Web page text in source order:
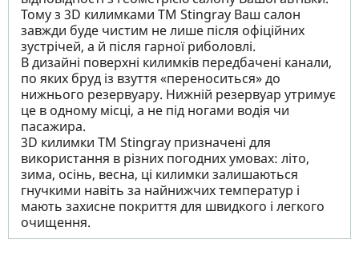
Тому з 3D килимками TM Stingray Ваш салон
завжди буде чистим не лише після офіційних
зустрічей, а й після гарної риболовлі.
В дизайні поверхні килимків передбачені канали,
по яких бруд із взуття «переноситься» до
нижнього резервуару. Нижній резервуар утримує
це в одному місці, а не під ногами водія чи
пасажира.
3D килимки TM Stingray призначені для
використання в різних погодних умовах: літо,
зима, осінь, весна, ці килимки залишаються
гнучкими навіть за найнижчих температур і
мають захисне покриття для швидкого і легкого
очищення.